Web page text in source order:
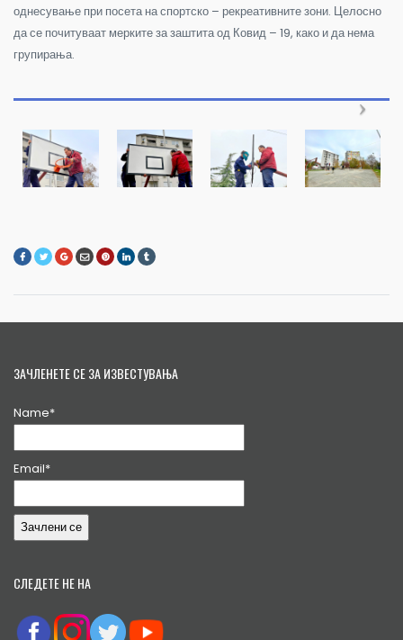
однесување при посета на спортско – рекреативните зони. Целосно
да се почитуваат мерките за заштита од Ковид – 19, како и да нема
групирања.
ЗАЧЛЕНЕТЕ СЕ ЗА ИЗВЕСТУВАЊА
Name*
Email*
СЛЕДЕТЕ НЕ НА